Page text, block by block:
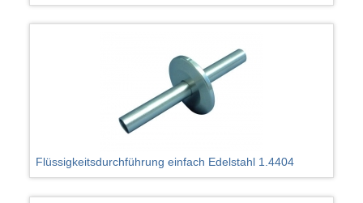
Flüssigkeitsdurchführung einfach Edelstahl 1.4404